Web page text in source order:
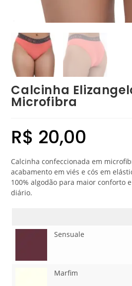
Calcinha
Microfibra
R$ 20,00
Calcinha confeccionada em
acabamento em viés e cós em
100% algodão para maior conforto
diário.
Sensuale
Marfim